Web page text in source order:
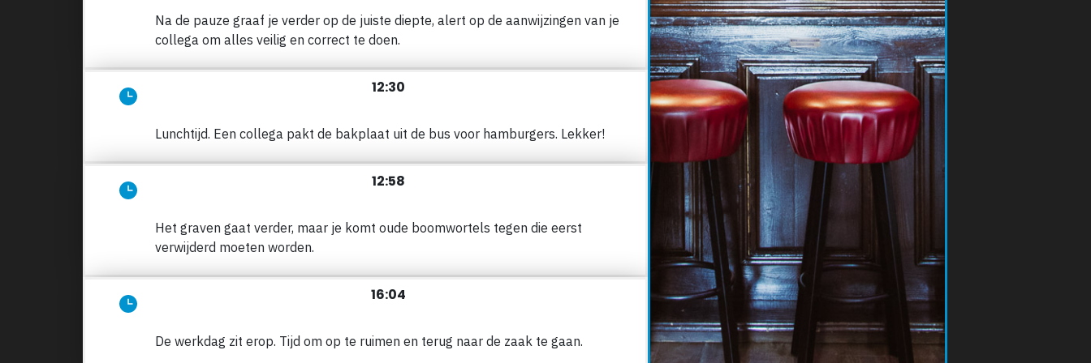
Na de pauze graaf je verder op de juiste diepte, alert op de aanwijzingen van je
collega om alles veilig en correct te doen.
12:30
Lunchtijd. Een collega pakt de bakplaat uit de bus voor hamburgers. Lekker!
12:58
Het graven gaat verder, maar je komt oude boomwortels tegen die eerst
verwijderd moeten worden.
16:04
De werkdag zit erop. Tijd om op te ruimen en terug naar de zaak te gaan.